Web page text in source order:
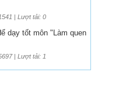
| Lượt tải: 0
dạy tốt môn "Làm quen
| Lượt tải: 1